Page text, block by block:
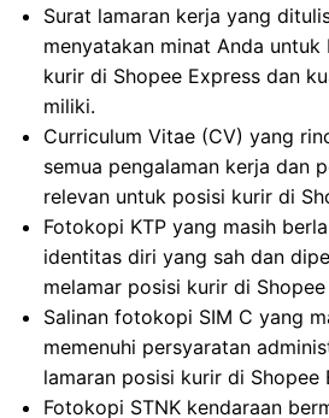
Surat lamaran kerja yang
menyatakan minat Anda untuk
kurir di Shopee Express dan
miliki.
Curriculum Vitae (CV) yang
semua pengalaman kerja dan
relevan untuk posisi kurir di
Fotokopi KTP yang masih
identitas diri yang sah dan
melamar posisi kurir di Shopee
Salinan fotokopi SIM C yang
memenuhi persyaratan
lamaran posisi kurir di Shopee
Fotokopi STNK kendaraan